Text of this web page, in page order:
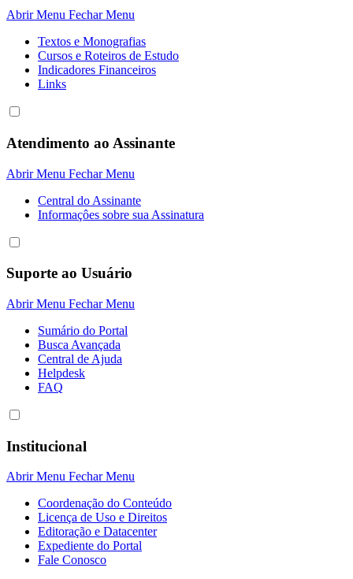
Abrir Menu Fechar Menu
Textos e Monografias
Cursos e Roteiros de Estudo
Indicadores Financeiros
Links
Atendimento ao Assinante
Abrir Menu Fechar Menu
Central do Assinante
Informaçôes sobre sua Assinatura
Suporte ao Usuário
Abrir Menu Fechar Menu
Sumário do Portal
Busca Avançada
Central de Ajuda
Helpdesk
FAQ
Institucional
Abrir Menu Fechar Menu
Coordenação do Conteúdo
Licença de Uso e Direitos
Editoração e Datacenter
Expediente do Portal
Fale Conosco